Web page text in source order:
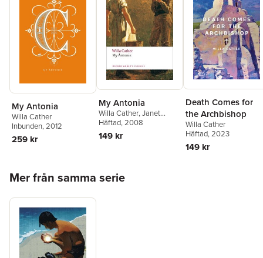
My Antonia
Willa Cather
Inbunden, 2012
259 kr
My Antonia
Willa Cather,Janet
Sharistanian
Häftad, 2008
149 kr
Death Comes for
the Archbishop
Willa Cather
Häftad, 2023
149 kr
Mer från samma serie